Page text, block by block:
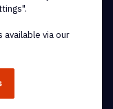
via our